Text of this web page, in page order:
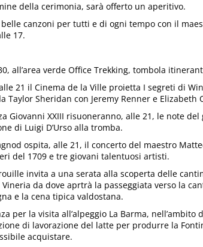
della cerimonia, sarà offerto un aperitivo.
belle canzoni per tutti e di ogni tempo con il
17.
all’area verde Office Trekking, tombola
alle 21 il Cinema de la Ville proietta I segreti di
Sheridan con Jeremy Renner e Elizabeth
Giovanni XXIII risuoneranno, alle 21, le note del
di Luigi D’Urso alla tromba.
ospita, alle 21, il concerto del maestro
del 1709 e tre giovani talentuosi artisti.
invita a una serata alla scoperta delle
da dove aprtrà la passeggiata verso la
e la cena tipica valdostana.
per la visita all’alpeggio La Barma, nell’ambito
di lavorazione del latte per produrre la
acquistare.